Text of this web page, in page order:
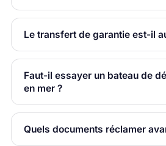
Le transfert de garantie est-il
Faut-il essayer un bateau de
en mer ?
Quels documents réclamer